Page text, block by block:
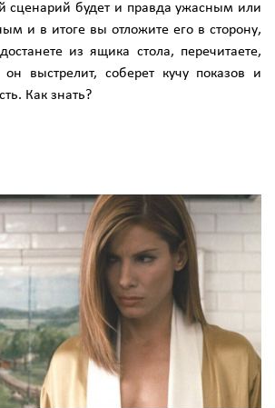
будет и правда ужасным или
и в итоге вы отложите его в сторону,
из ящика стола, перечитаете,
выстрелит, соберет кучу показов и
Как знать?